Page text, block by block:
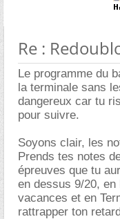
Re :
Le programme du
la terminale sans
dangereux car tu
pour suivre.
Soyons clair, les
Prends tes notes
épreuves que tu
en dessus 9/20, en
vacances et en
rattrapper ton